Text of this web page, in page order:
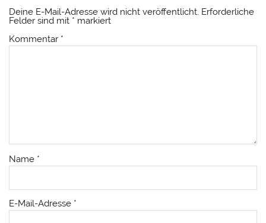
Deine E-Mail-Adresse wird nicht veröffentlicht. Erforderliche
Felder sind mit * markiert
Kommentar *
Name *
E-Mail-Adresse *